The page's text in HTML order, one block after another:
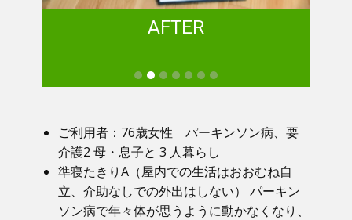
AFTER
ご利用者：​76歳女性 パーキンソン病、要
介護2 母・息子と 3 人暮らし
準寝たきりA（屋内での生活はおおむね自
立、介助なしでの外出はしない） パーキン
ソン病で年々体が思うように動かなくなり、